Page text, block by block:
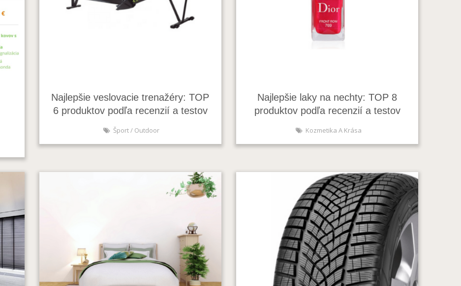
Najlepšie veslovacie trenažéry: TOP
6 produktov podľa recenzií a testov
Šport / Outdoor
Najlepšie laky na nechty: TOP 8
produktov podľa recenzií a testov
Kozmetika A Krása